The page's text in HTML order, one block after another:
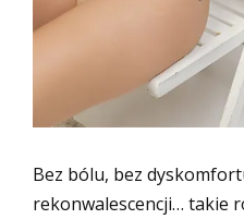
Bez bólu, bez
rekonwalescencji… takie